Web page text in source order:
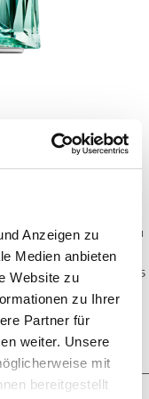
Anzeigen zu
Medien anbieten
Website zu
zu Ihrer
Partner für
weiter. Unsere
mit
bereitgestellt
Aquamarinen
geschliffenen
in 750/000
gezeigte Länge 4,5